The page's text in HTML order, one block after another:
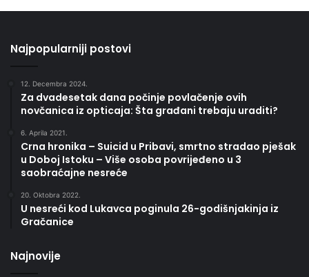
Najpopularniji postovi
12. Decembra 2024.
Za dvadesetak dana počinje povlačenje ovih
novčanica iz opticaja: Šta građani trebaju uraditi?
6. Aprila 2021.
Crna hronika – Suicid u Pribavi, smrtno stradao pješak
u Doboj Istoku – Više osoba povrijeđeno u 3
saobraćajne nesreće
20. Oktobra 2022.
U nesreći kod Lukavca poginula 26-godišnjakinja iz
Gračanice
Najnovije